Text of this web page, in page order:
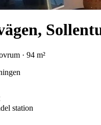
· 94 m²
station